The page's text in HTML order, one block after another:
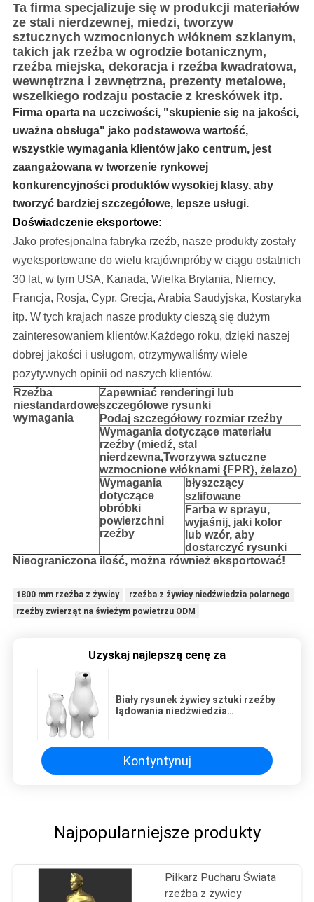
Ta firma specjalizuje się w produkcji materiałów
ze stali nierdzewnej, miedzi, tworzyw
sztucznych wzmocnionych włóknem szklanym,
takich jak rzeźba w ogrodzie botanicznym,
rzeźba miejska, dekoracja i rzeźba kwadratowa,
wewnętrzna i zewnętrzna, prezenty metalowe,
wszelkiego rodzaju postacie z kreskówek itp.
Firma oparta na uczciwości, "skupienie się na jakości,
uważna obsługa" jako podstawowa wartość,
wszystkie wymagania klientów jako centrum, jest
zaangażowana w tworzenie rynkowej
konkurencyjności produktów wysokiej klasy, aby
tworzyć bardziej szczegółowe, lepsze usługi.
Doświadczenie eksportowe:
Jako profesjonalna fabryka rzeźb, nasze produkty zostały
wyeksportowane do wielu krajównpróby w ciągu ostatnich
30 lat, w tym USA, Kanada, Wielka Brytania, Niemcy,
Francja, Rosja, Cypr, Grecja, Arabia Saudyjska, Kostaryka
itp. W tych krajach nasze produkty cieszą się dużym
zainteresowaniem klientów.Każdego roku, dzięki naszej
dobrej jakości i usługom, otrzymywaliśmy wiele
pozytywnych opinii od naszych klientów.
Rzeźba
niestandardowe
wymagania
Zapewniać renderingi lub
szczegółowe rysunki
Podaj szczegółowy rozmiar rzeźby
Wymagania dotyczące materiału
rzeźby (miedź, stal
nierdzewna,Tworzywa sztuczne
wzmocnione włóknami {FPR}, żelazo)
Wymagania
dotyczące
obróbki
powierzchni
rzeźby
błyszczący
szlifowane
Farba w sprayu,
wyjaśnij, jaki kolor
lub wzór, aby
dostarczyć rysunki
Nieograniczona ilość, można również eksportować!
1800 mm rzeźba z żywicy
rzeźba z żywicy niedźwiedzia polarnego
rzeźby zwierząt na świeżym powietrzu ODM
Uzyskaj najlepszą cenę za
Biały rysunek żywicy sztuki rzeźby
lądowania niedźwiedzia
Kontyntynuj
Najpopularniejsze produkty
Piłkarz Pucharu Świata
rzeźba z żywicy